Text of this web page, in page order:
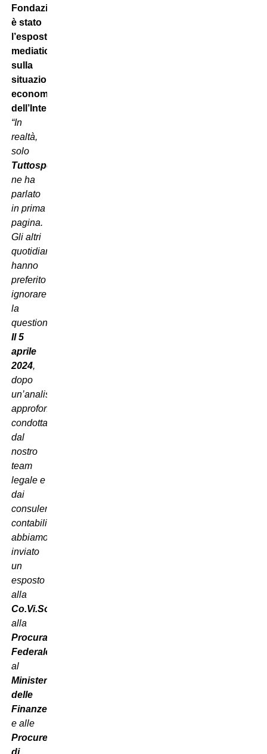
Fondazione
è stato
l’esposto
mediatico
sulla
situazione
economica
dell’Inter…
“In
realtà,
solo
Tuttosport
ne ha
parlato
in prima
pagina.
Gli altri
quotidiani
hanno
preferito
ignorare
la
questione.
Il 5
aprile
2024,
dopo
un’analisi
approfondita
condotta
dal
nostro
team
legale e
dai
consulenti
contabili,
abbiamo
inviato
un
esposto
alla
Co.Vi.Soc.
alla
Procura
Federale
al
Ministero
delle
Finanze
e alle
Procure
di